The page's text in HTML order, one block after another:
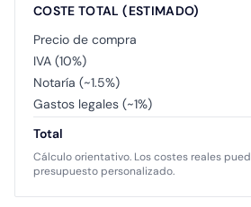
COSTE TOTAL (ESTIMADO)
Precio de compra
IVA (10%)
Notaría (~1.5%)
Gastos legales (~1%)
Total
Cálculo orientativo. Los costes reales
presupuesto personalizado.